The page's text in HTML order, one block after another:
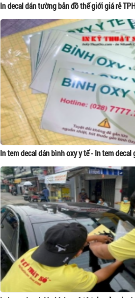
In decal dán tường bản đồ thế giới giá rẻ
In tem decal dán bình oxy y tế - In tem decal